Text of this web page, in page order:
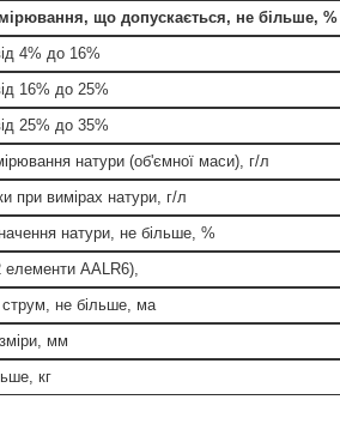
що допускається, не більше, %
4% до 16%
16% до 25%
25% до 35%
натури (об'ємної маси), г/л
при вимірах натури, г/л
натури, не більше, %
ААLR6),
не більше, ма
мм
кг